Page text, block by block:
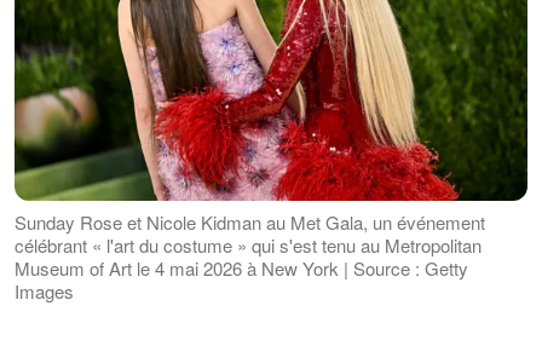
Sunday Rose et Nicole Kidman au Met Gala, un événement
célébrant « l'art du costume » qui s'est tenu au Metropolitan
Museum of Art le 4 mai 2026 à New York | Source : Getty
Images